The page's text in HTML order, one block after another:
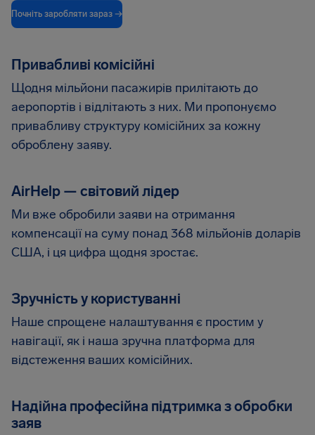
Почніть заробляти зараз →
Привабливі комісійні
Щодня мільйони пасажирів прилітають до
аеропортів і відлітають з них. Ми пропонуємо
привабливу структуру комісійних за кожну
оброблену заяву.
AirHelp — світовий лідер
Ми вже обробили заяви на отримання
компенсації на суму понад 368 мільйонів доларів
США, і ця цифра щодня зростає.
Зручність у користуванні
Наше спрощене налаштування є простим у
навігації, як і наша зручна платформа для
відстеження ваших комісійних.
Надійна професійна підтримка з обробки
заяв